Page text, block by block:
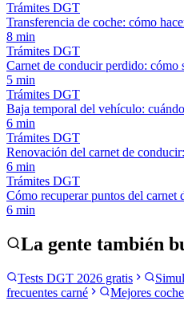
Trámites DGT
Transferencia de coche: cómo
8 min
Trámites DGT
Carnet de conducir perdido: cómo
5 min
Trámites DGT
Baja temporal del vehículo:
6 min
Trámites DGT
Renovación del carnet de
6 min
Trámites DGT
Cómo recuperar puntos del
6 min
La gente también
Tests DGT 2026 gratis
frecuentes carné
Mejores